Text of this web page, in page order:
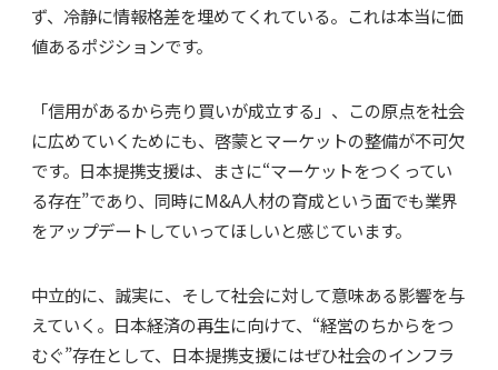
ず、冷静に情報格差を埋めてくれている。これは本当に価
値あるポジションです。
「信用があるから売り買いが成立する」、この原点を社会
に広めていくためにも、啓蒙とマーケットの整備が不可欠
です。日本提携支援は、まさに“マーケットをつくってい
る存在”であり、同時にM&A人材の育成という面でも業界
をアップデートしていってほしいと感じています。
中立的に、誠実に、そして社会に対して意味ある影響を与
えていく。日本経済の再生に向けて、“経営のちからをつ
むぐ”存在として、日本提携支援にはぜひ社会のインフラ